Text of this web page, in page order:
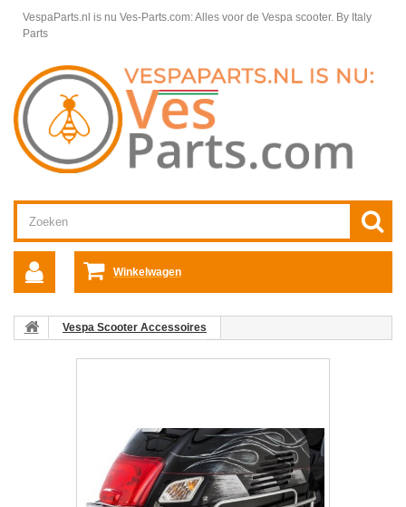
VespaParts.nl is nu Ves-Parts.com: Alles voor de Vespa scooter. By Italy
Parts
Winkelwagen
Vespa Scooter Accessoires